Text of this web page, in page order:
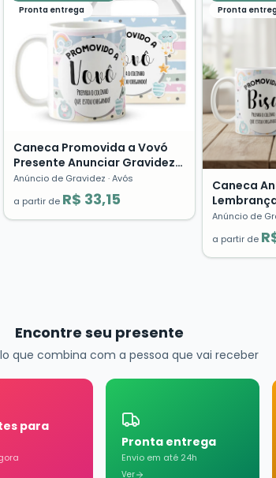
Pronta entrega
Caneca Promovida a Vovó
Presente Anunciar Gravidez
Avó Pronta Entrega 🤰
Anúncio de Gravidez · Avós
a partir de R$ 33,15
Pronta
Caneca
Familia
Anúncio de
a partir de
Encontre seu presente
que combina com a pessoa que vai receber
para
Pronta entrega
Envio em até 24h
Ver